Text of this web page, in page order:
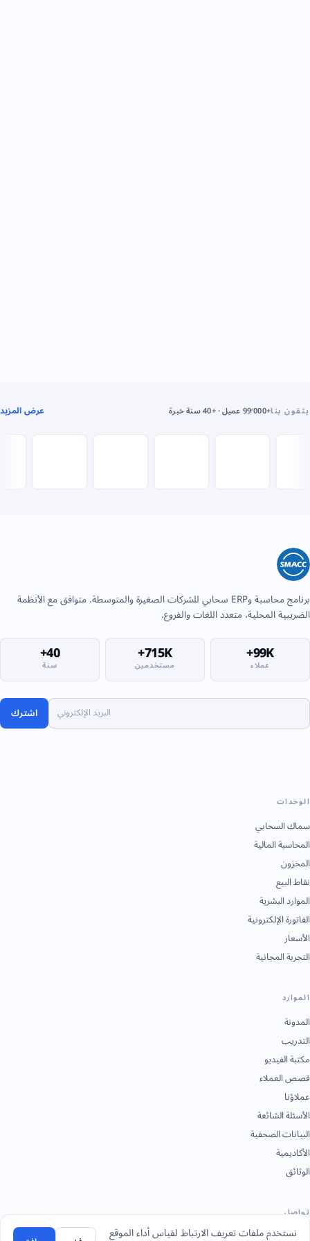
يثقون بنا+99٬000 عميل · +40 سنة خبرة عرض المزيد
برنامج محاسبة وERP سحابي للشركات الصغيرة والمتوسطة. متوافق مع الأنظمة
الضريبية المحلية، متعدد اللغات والفروع.
99K+
عملاء 715K+
مستخدمين 40+
سنة
اشترك
الوحدات
سماك السحابي
المحاسبة المالية
المخزون
نقاط البيع
الموارد البشرية
الفاتورة الإلكترونية
الأسعار
التجربة المجانية
الموارد
المدونة
التدريب
مكتبة الفيديو
قصص العملاء
عملاؤنا
الأسئلة الشائعة
البيانات الصحفية
الأكاديمية
الوثائق
تواصل
+966 92 0000 559 الرياض - المقر الرئيسي
نستخدم ملفات تعريف الارتباط لقياس أداء الموقع